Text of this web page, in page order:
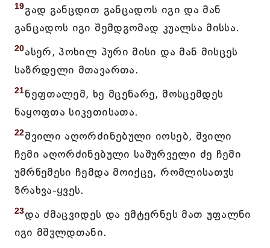
19გად განცდით განცადოს იგი და მან
განცადოს იგი შემდგომად კუალსა მისსა.
20ასერ, პოხილ პური მისი და მან მისცეს
საზრდელი მთავართა.
21ნეფთალემ, ხე მცენარე, მოსცემდეს
ნაყოფთა სიკეთისათა.
22შვილი აღორძინებული იოსებ, შვილი
ჩემი აღორძინებული საშურველი ძე ჩემი
უმრწემესი ჩემდა მოიქცე, რომლისათჳს
ზრახვა-ყვეს.
23და ძმაცვიდეს და ემტერნეს მათ უფალნი
იგი მშჳლდთანი.